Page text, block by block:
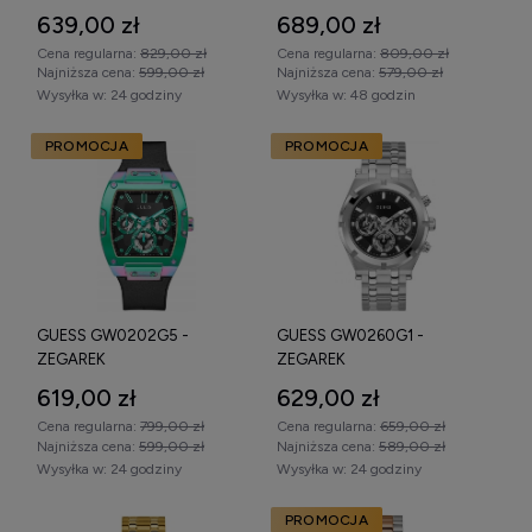
639,00 zł
Cena regularna: 829,00 zł
Najniższa cena: 599,00 zł
Wysyłka w: 24 godziny
689,00 zł
Cena regularna: 809,00 zł
Najniższa cena: 579,00 zł
Wysyłka w: 48 godzin
GUESS GW0202G5 -
ZEGAREK
619,00 zł
Cena regularna: 799,00 zł
Najniższa cena: 599,00 zł
Wysyłka w: 24 godziny
PROMOCJA
GUESS GW0260G1 -
ZEGAREK
629,00 zł
Cena regularna: 659,00 zł
Najniższa cena: 589,00 zł
Wysyłka w: 24 godziny
PROMOCJA
PROMOCJA